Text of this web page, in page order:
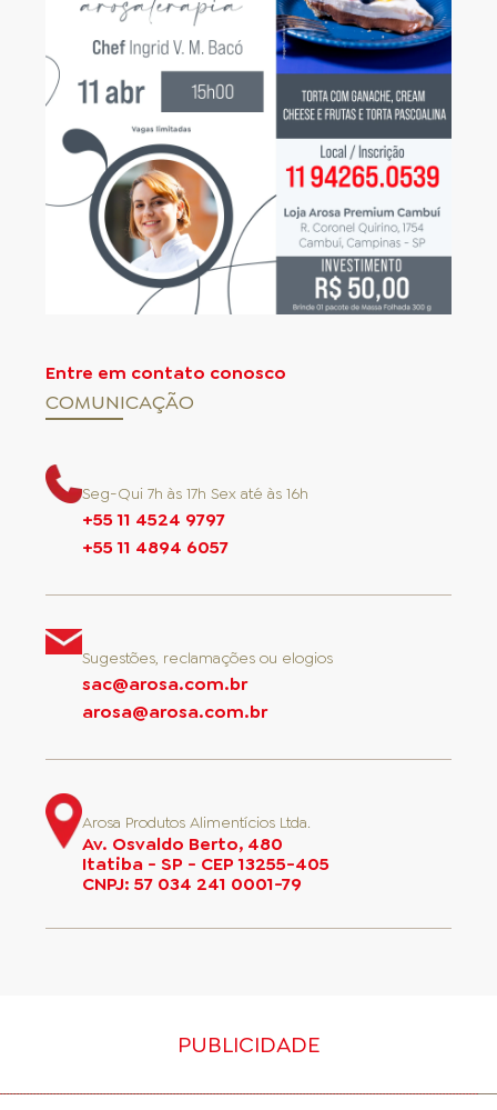
para sua receita e retorne o restante da massa
imediatamente para o congelador.
5. Para unir duas superfícies de massa,
umedeça com água, utilizando um pincel
macio.
6. Pincele sua massa antes do assamento. Para
isso, utilize um pincel macio umedecido em
ovo inteiro batido ou leite.
7. Não fritar, cozinhar ou assar a massa folhada
em forno microondas
Entre em contato conosco
COMUNICAÇÃO
Seg-Qui 7h às 17h Sex até às 16h
+55 11 4524 9797
+55 11 4894 6057
Sugestões, reclamações ou elogios
sac@arosa.com.br
arosa@arosa.com.br
Arosa Produtos Alimentícios Ltda.
Av. Osvaldo Berto, 480
Itatiba - SP - CEP 13255-405
CNPJ: 57 034 241 0001-79
PUBLICIDADE